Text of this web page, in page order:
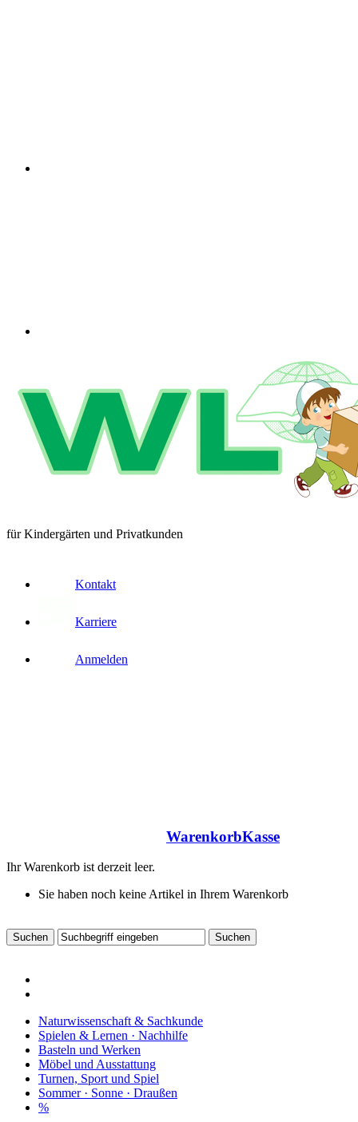
für Kindergärten und Privatkunden
Kontakt
Karriere
Anmelden
WarenkorbKasse
Ihr Warenkorb ist derzeit leer.
Sie haben noch keine Artikel in Ihrem Warenkorb
Naturwissenschaft & Sachkunde
Spielen & Lernen · Nachhilfe
Basteln und Werken
Möbel und Ausstattung
Turnen, Sport und Spiel
Sommer · Sonne · Draußen
%